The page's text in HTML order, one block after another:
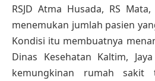
RSJD Atma Husada, RS
menemukan jumlah pasien
Kondisi itu membuatnya
Dinas Kesehatan Kaltim,
kemungkinan rumah sakit